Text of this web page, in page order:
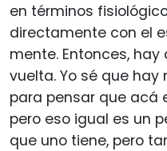
en términos
directamente con el
mente. Entonces,
vuelta. Yo sé que
para pensar que acá
pero eso igual es un
que uno tiene, pero